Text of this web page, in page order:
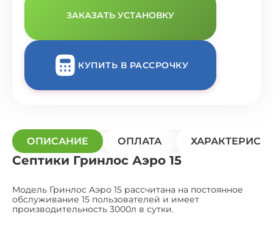
ЗАКАЗАТЬ УСТАНОВКУ
КУПИТЬ В РАССРОЧКУ
ОПИСАНИЕ ОПЛАТА
Септики Гринлос Аэро 15
Модель Гринлос Аэро 15 рассчитана на постоянное
обслуживание 15 пользователей и имеет
производительность 3000л в сутки.